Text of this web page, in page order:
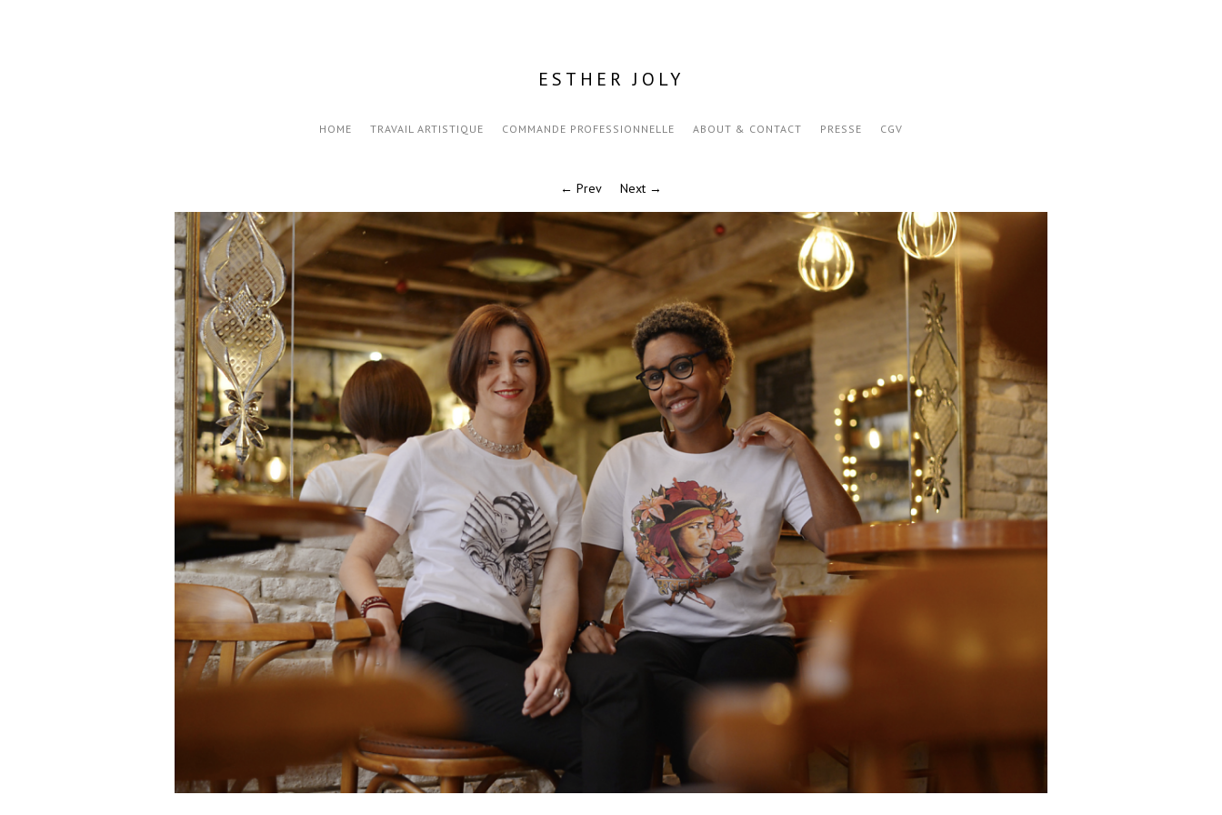
ESTHER JOLY
HOME TRAVAIL ARTISTIQUE COMMANDE PROFESSIONNELLE ABOUT & CONTACT PRESSE CGV
← Prev Next →